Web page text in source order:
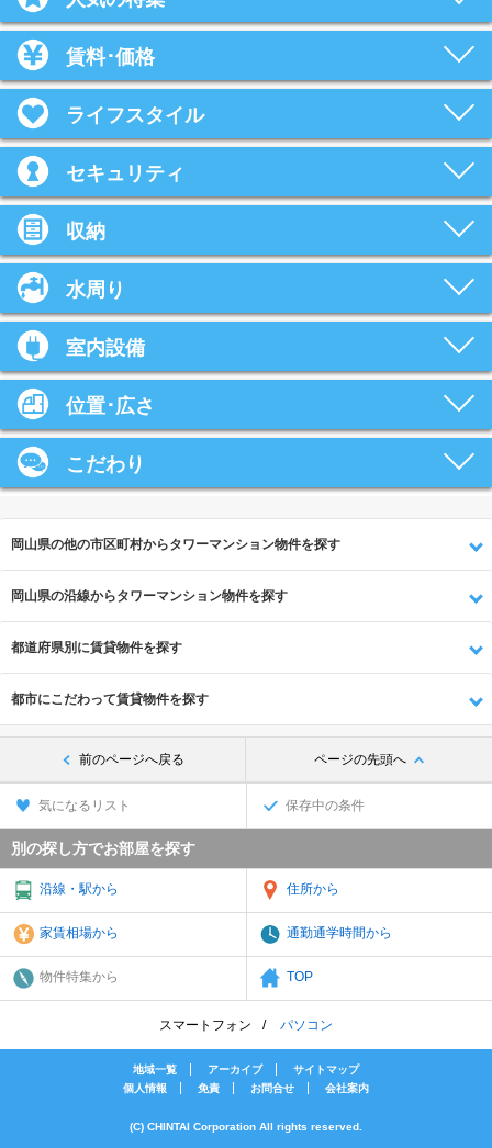
賃料･価格
ライフスタイル
セキュリティ
収納
水周り
室内設備
位置･広さ
こだわり
岡山県の他の市区町村からタワーマンション物件を探す
岡山県の沿線からタワーマンション物件を探す
都道府県別に賃貸物件を探す
都市にこだわって賃貸物件を探す
前のページへ戻る ページの先頭へ
気になるリスト 保存中の条件
別の探し方でお部屋を探す
沿線・駅から 住所から
家賃相場から 通勤通学時間から
物件特集から TOP
スマートフォン パソコン
地域一覧 アーカイブ
サイトマップ
個人情報
免責 お問合せ 会社案内
(C) CHINTAI Corporation All rights reserved.